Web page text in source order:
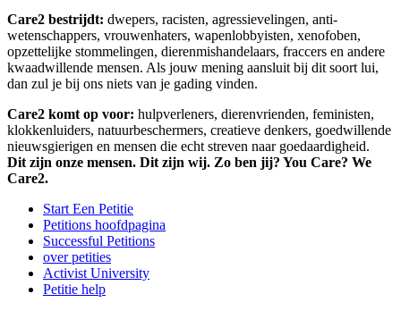
Care2 bestrijdt: dwepers, racisten, agressievelingen, anti-
wetenschappers, vrouwenhaters, wapenlobbyisten, xenofoben,
opzettelijke stommelingen, dierenmishandelaars, fraccers en andere
kwaadwillende mensen. Als jouw mening aansluit bij dit soort lui,
dan zul je bij ons niets van je gading vinden.
Care2 komt op voor: hulpverleners, dierenvrienden, feministen,
klokkenluiders, natuurbeschermers, creatieve denkers, goedwillende
nieuwsgierigen en mensen die echt streven naar goedaardigheid.
Dit zijn onze mensen. Dit zijn wij. Zo ben jij? You Care? We
Care2.
Start Een Petitie
Petitions hoofdpagina
Successful Petitions
over petities
Activist University
Petitie help